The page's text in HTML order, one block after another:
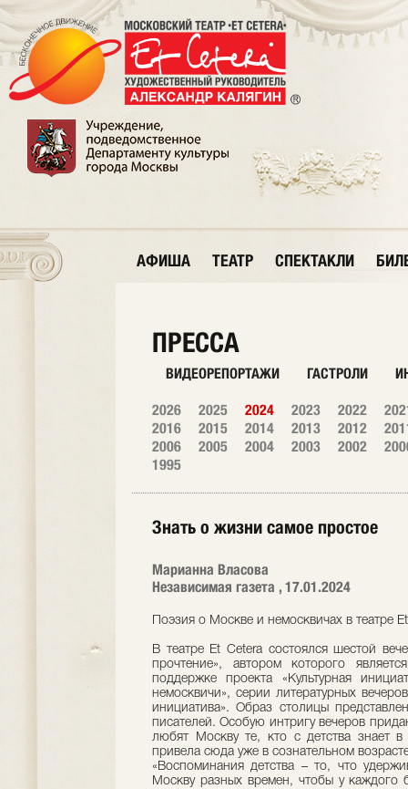
АФИША ТЕАТР СПЕКТАКЛИ
ПРЕССА
ВИДЕОРЕПОРТАЖИ ГАСТРОЛИ
2026 2025 2024 2023 2022
2016
2015 2014 2013 2012
2006
2005 2004 2003 2002
1995
Знать о жизни самое простое
Марианна Власова
Независимая газета , 17.01.2024
Поэзия о Москве и немосквичах в театре
В театре Et Cetera состоялся шестой
прочтение», автором которого
поддержке проекта «Культурная
немосквичи», серии литературных
инициатива». Образ столицы
писателей. Особую интригу вечеров
любят Москву те, кто с детства знает
привела сюда уже в сознательном
«Воспоминания детства – то, что
Москву разных времен, чтобы у каждого